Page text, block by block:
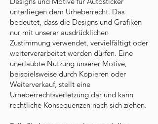
unterliegen dem Urheberrecht. Das
bedeutet, dass die Designs und Grafiken
nur mit unserer ausdrücklichen
Zustimmung verwendet, vervielfältigt oder
weiterverarbeitet werden dürfen. Eine
unerlaubte Nutzung unserer Motive,
beispielsweise durch Kopieren oder
Weiterverkauf, stellt eine
Urheberrechtsverletzung dar und kann
rechtliche Konsequenzen nach sich ziehen.